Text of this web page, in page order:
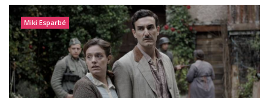
Miki Esparbé